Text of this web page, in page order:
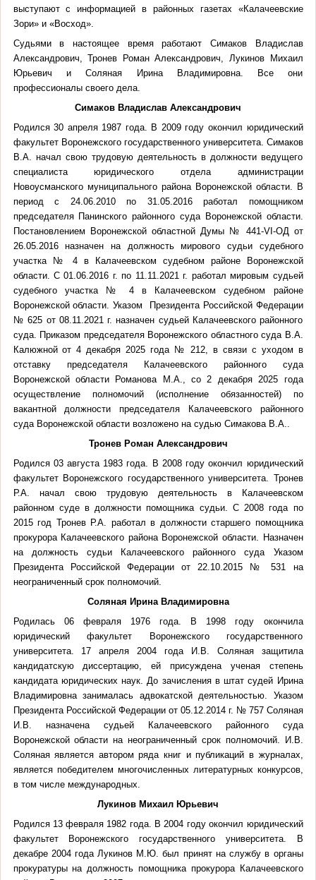
выступают с информацией в районных газетах «Калачеевские
Зори» и «Восход».
Судьями в настоящее время работают Симаков Владислав
Александрович, Тронев Роман Александрович, Лукинов Михаил
Юрьевич и Соляная Ирина Владимировна. Все они
профессионалы своего дела.
Симаков Владислав Александрович
Родился 30 апреля 1987 года. В 2009 году окончил юридический
факультет Воронежского государственного университета. Симаков
В.А. начал свою трудовую деятельность в должности ведущего
специалиста юридического отдела администрации
Новоусманского муниципального района Воронежской области. В
период с 24.06.2010 по 31.05.2016 работал помощником
председателя Панинского районного суда Воронежской области.
Постановлением Воронежской областной Думы № 441-VI-ОД от
26.05.2016 назначен на должность мирового судьи судебного
участка № 4 в Калачеевском судебном районе Воронежской
области. С 01.06.2016 г. по 11.11.2021 г. работал мировым судьей
судебного участка № 4 в Калачеевском судебном районе
Воронежской области. Указом Президента Российской Федерации
№ 625 от 08.11.2021 г. назначен судьей Калачеевского районного
суда. Приказом председателя Воронежского областного суда В.А.
Калюжной от 4 декабря 2025 года № 212, в связи с уходом в
отставку председателя Калачеевского районного суда
Воронежской области Романова М.А., со 2 декабря 2025 года
осуществление полномочий (исполнение обязанностей) по
вакантной должности председателя Калачеевского районного
суда Воронежской области возложено на судью Симакова В.А..
Тронев Роман Александрович
Родился 03 августа 1983 года. В 2008 году окончил юридический
факультет Воронежского государственного университета. Тронев
Р.А. начал свою трудовую деятельность в Калачеевском
районном суде в должности помощника судьи. С 2008 года по
2015 год Тронев Р.А. работал в должности старшего помощника
прокурора Калачеевского района Воронежской области. Назначен
на должность судьи Калачеевского районного суда Указом
Президента Российской Федерации от 22.10.2015 № 531 на
неограниченный срок полномочий.
Соляная Ирина Владимировна
Родилась 06 февраля 1976 года. В 1998 году окончила
юридический факультет Воронежского государственного
университета. 17 апреля 2004 года И.В. Соляная защитила
кандидатскую диссертацию, ей присуждена ученая степень
кандидата юридических наук. До зачисления в штат судей Ирина
Владимировна занималась адвокатской деятельностью. Указом
Президента Российской Федерации от 05.12.2014 г. № 757 Соляная
И.В. назначена судьей Калачеевского районного суда
Воронежской области на неограниченный срок полномочий. И.В.
Соляная является автором ряда книг и публикаций в журналах,
является победителем многочисленных литературных конкурсов,
в том числе международных.
Лукинов Михаил Юрьевич
Родился 13 февраля 1982 года. В 2004 году окончил юридический
факультет Воронежского государственного университета. В
декабре 2004 года Лукинов М.Ю. был принят на службу в органы
прокуратуры на должность помощника прокурора Калачеевского